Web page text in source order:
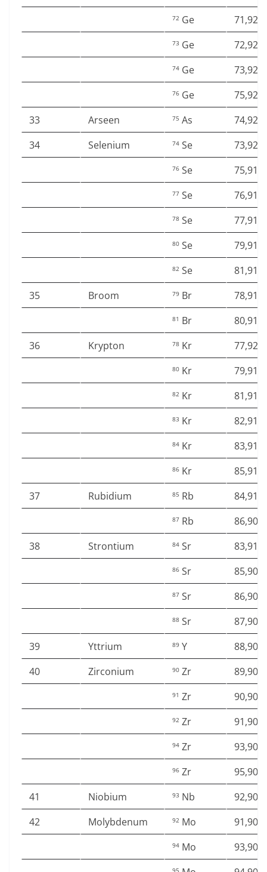
72 Ge
73 Ge
74 Ge
76 Ge
33
Arseen 75 As
34
Selenium 74 Se
76 Se
77 Se
78 Se
80 Se
82 Se
35
Broom 79 Br
81 Br
36
Krypton 78 Kr
80 Kr
82 Kr
83 Kr
84 Kr
86 Kr
37
Rubidium 85 Rb
87 Rb
38
Strontium 84 Sr
86 Sr
87 Sr
88 Sr
39
Yttrium 89 Y
40
Zirconium 90 Zr
91 Zr
92 Zr
94 Zr
96 Zr
41
Niobium 93 Nb
42
Molybdenum 92 Mo
94 Mo
95